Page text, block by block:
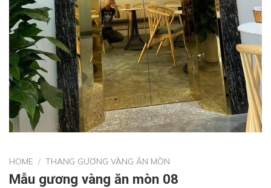
HOME / THANG GƯƠNG VÀNG ĂN MÒN
Mẫu gương vàng ăn mòn 08